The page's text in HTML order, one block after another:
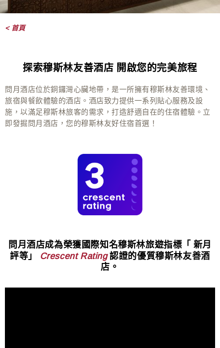
< 首頁
探索穆斯林友善酒店 開啟您的完美旅程
問月酒店位於銅鑼灣心臟地帶，是一所擁有穆斯林友善環境、
旅宿與餐飲體驗的酒店。酒店致力提供一系列貼心服務及設
施，以滿足穆斯林旅客的需求，打造舒適自在的住宿體驗。立
即發掘問月酒店，您的穆斯林友好住宿首選！
問月酒店成為榮獲國際知名穆斯林旅遊指標「 新月
評等」
Crescent Rating認證的優質穆斯林友善酒
店。